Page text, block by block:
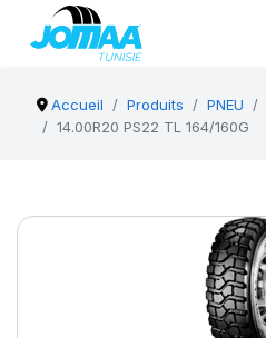
Accueil Produits PNEU
14.00R20 PS22 TL 164/160G